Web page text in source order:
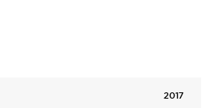
2017